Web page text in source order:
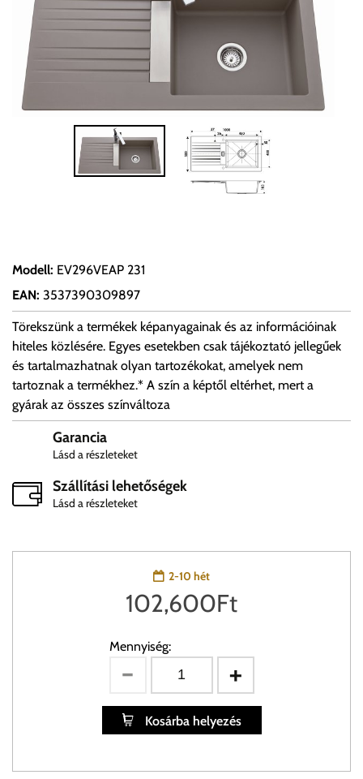
Modell: EV296VEAP 231
EAN: 3537390309897
Törekszünk a termékek képanyagainak és az információinak
hiteles közlésére. Egyes esetekben csak tájékoztató jellegűek
és tartalmazhatnak olyan tartozékokat, amelyek nem
tartoznak a termékhez.* A szín a képtől eltérhet, mert a
gyárak az összes színváltoza
Garancia
Lásd a részleteket
Szállítási lehetőségek
Lásd a részleteket
2-10 hét
102,600Ft
Mennyiség:
Kosárba helyezés